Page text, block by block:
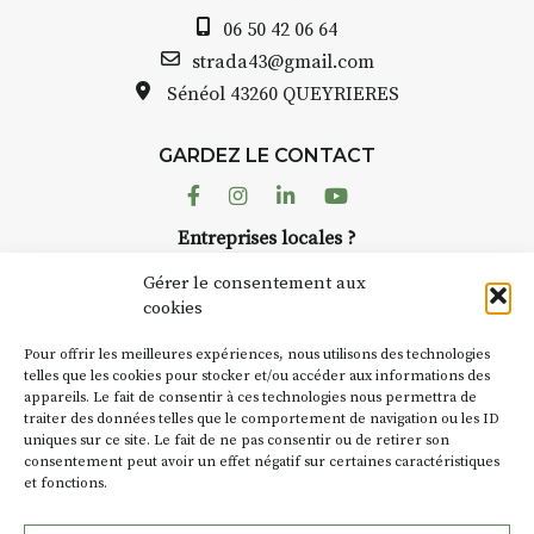
Gérer le consentement aux
cookies
Pour offrir les meilleures expériences, nous utilisons des technologies
telles que les cookies pour stocker et/ou accéder aux informations des
appareils. Le fait de consentir à ces technologies nous permettra de
traiter des données telles que le comportement de navigation ou les ID
uniques sur ce site. Le fait de ne pas consentir ou de retirer son
consentement peut avoir un effet négatif sur certaines caractéristiques
et fonctions.
Auzon…
Bernard TURLE Le Fumoir n’est
pas une galerie permanente.
AuzonToujours organise
dans le village. Des artistes et
caves, les granges d’Auzon. Le
Fumoir est l’un de ces espaces
d’autres activités culturelles de
la Petite Cité de Caractère. Par
exemple, l’installationCochon
Charbons’inscrit comme en
« off » du festival d’Auzon 2026
06 50 42 06 64
strada43@gmail.com
Sénéol 43260 QUEYRIERES
GARDEZ LE CONTACT
FacebookInstagram
LinkedinYoutube
Entreprises locales ?
Suivez toute l'actu de Strada